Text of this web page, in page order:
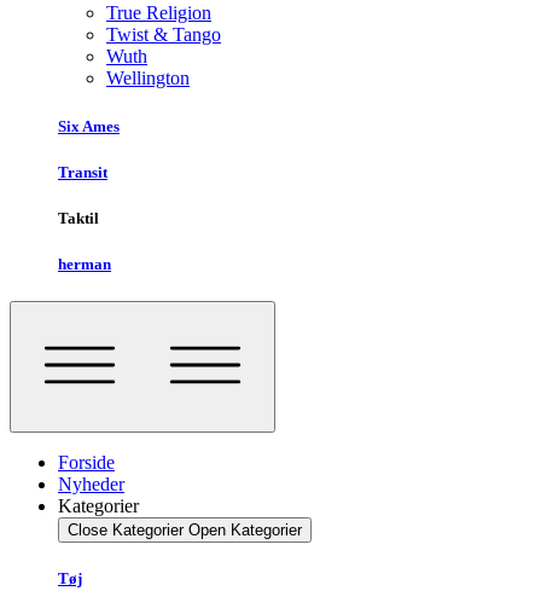
True Religion
Twist & Tango
Wuth
Wellington
Six Ames
Transit
Taktil
herman
Forside
Nyheder
Kategorier
Close Kategorier Open Kategorier
Tøj